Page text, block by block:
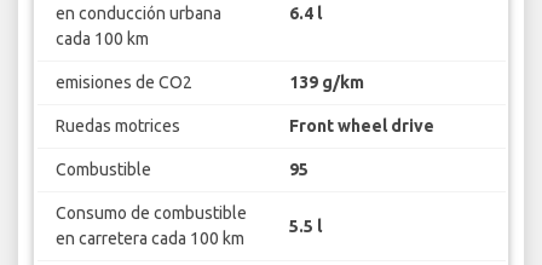
en conducción urbana
cada 100 km
6.4 l
emisiones de CO2 139 g/km
Ruedas motrices Front wheel drive
Combustible 95
Consumo de combustible
en carretera cada 100 km
5.5 l